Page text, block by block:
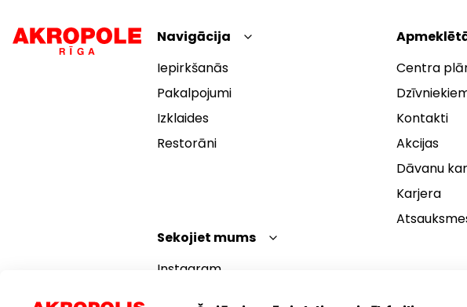
Navigācija
Iepirkšanās
Pakalpojumi
Izklaides
Restorāni
Centra
Kontakti
Akcijas
Dāvanu
Karjera
Sekojiet mums
Instagram